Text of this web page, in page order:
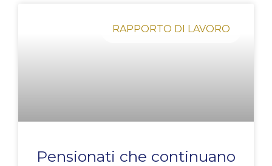
RAPPORTO DI LAVORO
Pensionati che continuano